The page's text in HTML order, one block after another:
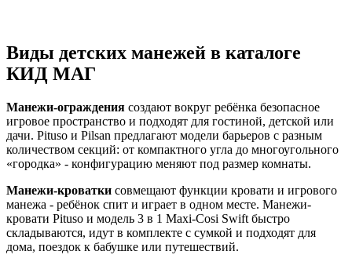
Виды детских манежей в каталоге
КИД МАГ
Манежи-ограждения создают вокруг ребёнка безопасное
игровое пространство и подходят для гостиной, детской или
дачи. Pituso и Pilsan предлагают модели барьеров с разным
количеством секций: от компактного угла до многоугольного
«городка» - конфигурацию меняют под размер комнаты.
Манежи-кроватки совмещают функции кровати и игрового
манежа - ребёнок спит и играет в одном месте. Манежи-
кровати Pituso и модель 3 в 1 Maxi-Cosi Swift быстро
складываются, идут в комплекте с сумкой и подходят для
дома, поездок к бабушке или путешествий.